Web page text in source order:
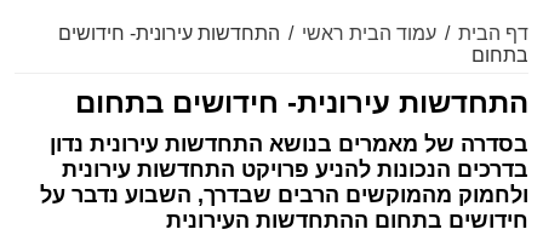
דף הבית / עמוד הבית ראשי / התחדשות עירונית- חידושים
בתחום
התחדשות עירונית- חידושים בתחום
בסדרה של מאמרים בנושא התחדשות עירונית נדון
בדרכים הנכונות להניע פרויקט התחדשות עירונית
ולחמוק מהמוקשים הרבים שבדרך, השבוע נדבר על
חידושים בתחום ההתחדשות העירונית